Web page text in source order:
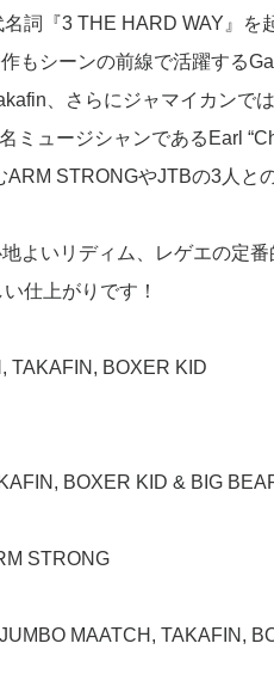
詞『3 THE HARD WAY』を
もシーンの前線で活躍する
、さらにジャマイカンで
ミュージシャンであるEarl
STRONGやJTBの3人と
よいリディム、レゲエの定
仕上がりです！
TAKAFIN, BOXER KID
BOXER KID & BIG
STRONG
MAATCH, TAKAFIN,